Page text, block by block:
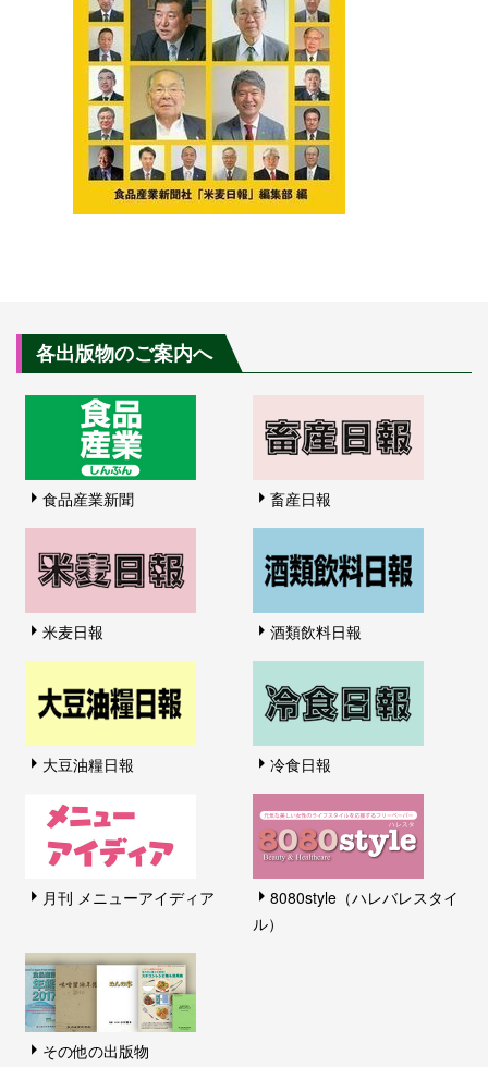
各出版物のご案内へ
食品産業新聞 畜産日報
米麦日報 酒類飲料日報
大豆油糧日報 冷食日報
月刊 メニューアイディア
8080style（ハレバレスタイ
ル）
その他の出版物